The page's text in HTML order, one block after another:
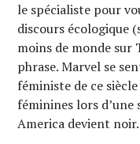
le spécialiste pour
discours écologique
moins de monde sur
phrase. Marvel se
féministe de ce
féminines lors d’une
America devient noir.